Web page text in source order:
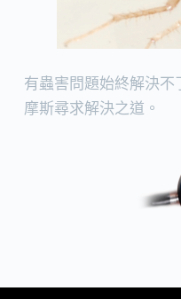
有蟲害問題始終解決
摩斯尋求解決之道。